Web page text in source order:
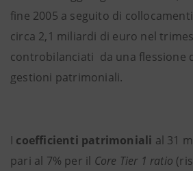
fine 2005 a seguito di
circa 2,1 miliardi di euro nel
controbilanciati da una flessione
gestioni patrimoniali.
I coefficienti patrimoniali al 31
pari al 7% per il Core Tier 1 ratio